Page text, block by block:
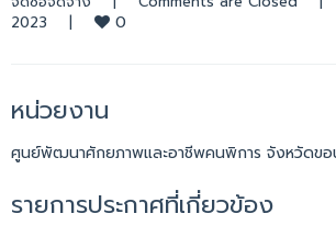
2023 | 0
หน่วยงาน
ศูนย์พัฒนาศักยภาพและอาชีพคนพิการ จังหวัดข
รายการประกาศที่เกี่ยวข้อง